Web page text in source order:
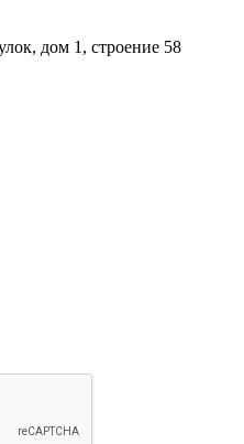
дом 1, строение 58